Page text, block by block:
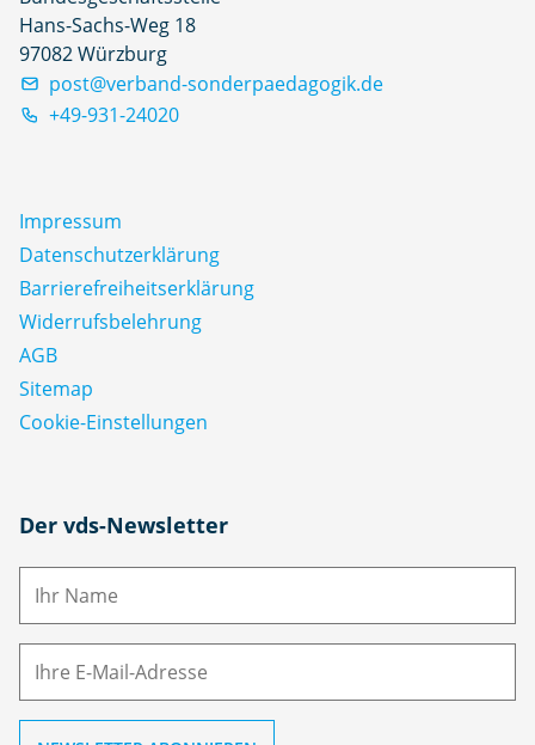
Hans-Sachs-Weg 18
97082 Würzburg
post@verband-sonderpaedagogik.de
+49-931-24020
Impressum
Datenschutz­erklärung
Barrierefreiheitserklärung
Widerrufsbelehrung
AGB
Sitemap
Cookie-Einstellungen
Der vds-Newsletter
N
M